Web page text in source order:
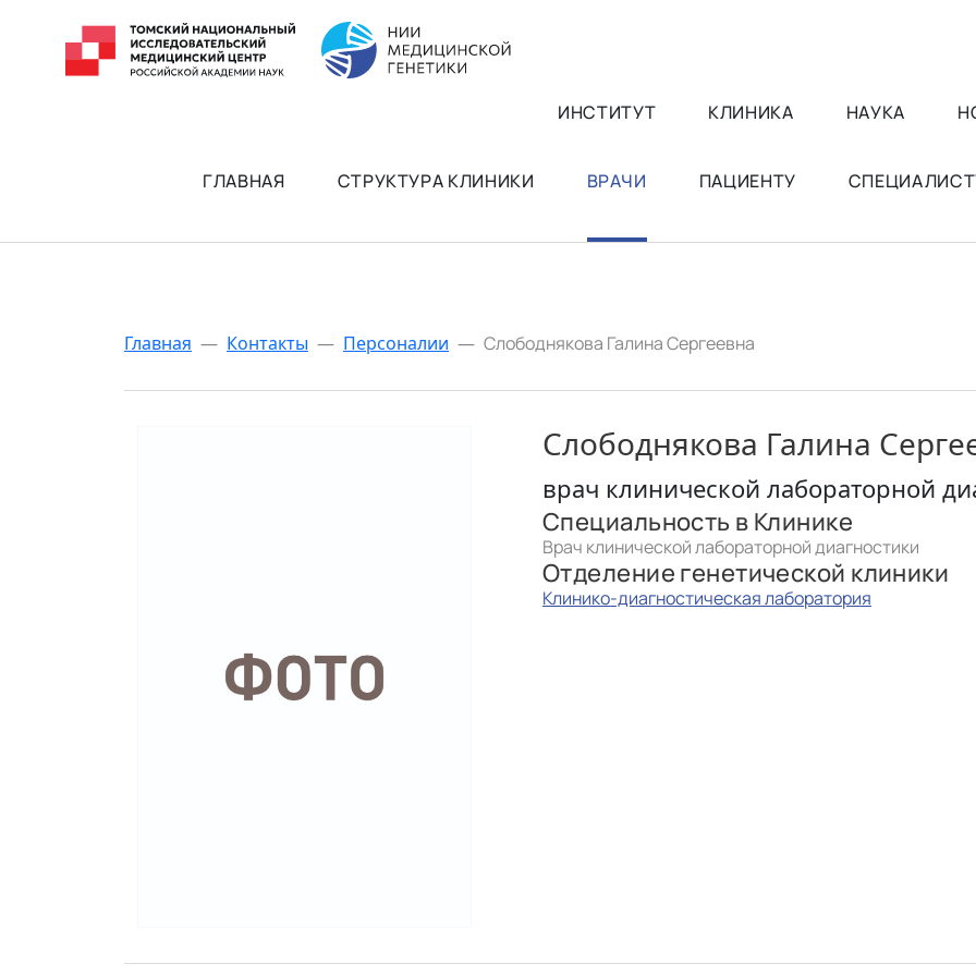
ИНСТИТУТ КЛИНИКА НАУКА
ГЛАВНАЯ СТРУКТУРА КЛИНИКИ ВРАЧИ ПАЦИЕНТУ
Главная — Контакты — Персоналии — Слободнякова Галина Сергеевна
Слободнякова Галина
врач клинической лабораторной
Специальность в Клинике
Врач клинической лабораторной диагностики
Отделение генетической клиники
Клинико-диагностическая лаборатория